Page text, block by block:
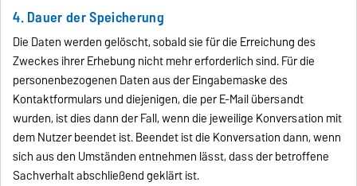
4. Dauer der Speicherung
Die Daten werden gelöscht, sobald sie für die Erreichung des
Zweckes ihrer Erhebung nicht mehr erforderlich sind. Für die
personenbezogenen Daten aus der Eingabemaske des
Kontaktformulars und diejenigen, die per E-Mail übersandt
wurden, ist dies dann der Fall, wenn die jeweilige Konversation mit
dem Nutzer beendet ist. Beendet ist die Konversation dann, wenn
sich aus den Umständen entnehmen lässt, dass der betroffene
Sachverhalt abschließend geklärt ist.